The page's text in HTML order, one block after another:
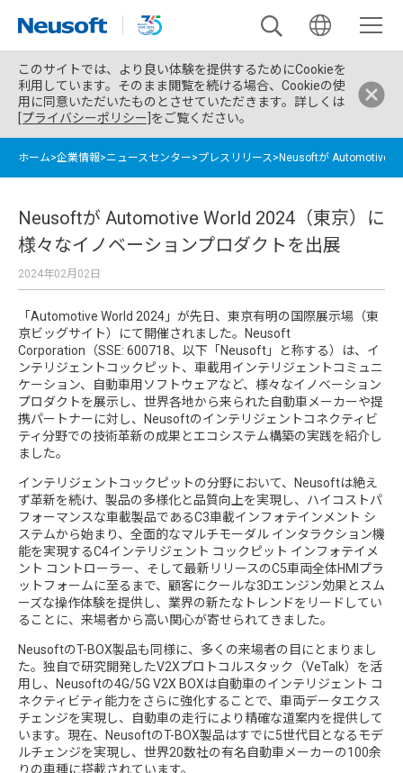
このサイトでは、より良い体験を提供するためにCookieを
利用しています。そのまま閲覧を続ける場合、Cookieの使
用に同意いただいたものとさせていただきます。詳しくは
[プライバシーポリシー] をご覧ください。
ホーム>企業情報>ニュースセンター>プレスリリース> Neusoftが Automotive
Neusoftが Automotive World 2024（東京）に
様々なイノベーションプロダクトを出展
2024年02月02日
「Automotive World 2024」が先日、東京有明の国際展示場（東
京ビッグサイト）にて開催されました。Neusoft
Corporation（SSE: 600718、以下「Neusoft」と称する）は、イ
ンテリジェントコックピット、車載用インテリジェントコミュニ
ケーション、自動車用ソフトウェアなど、様々なイノベーション
プロダクトを展示し、世界各地から来られた自動車メーカーや提
携パートナーに対し、Neusoftのインテリジェントコネクティビ
ティ分野での技術革新の成果とエコシステム構築の実践を紹介し
ました。
インテリジェントコックピットの分野において、Neusoftは絶え
ず革新を続け、製品の多様化と品質向上を実現し、ハイコストパ
フォーマンスな車載製品であるC3車載インフォテインメント シ
ステムから始まり、全面的なマルチモーダル インタラクション機
能を実現するC4インテリジェント コックピット インフォテイメ
ント コントローラー、そして最新リリースのC5車両全体HMIプラ
ットフォームに至るまで、顧客にクールな3Dエンジン効果とスム
ーズな操作体験を提供し、業界の新たなトレンドをリードしてい
ることに、来場者から高い関心が寄せられてきました。
NeusoftのT-BOX製品も同様に、多くの来場者の目にとまりまし
た。独自で研究開発したV2Xプロトコルスタック（VeTalk）を活
用し、Neusoftの4G/5G V2X BOXは自動車のインテリジェント コ
ネクティビティ能力をさらに強化することで、車両データエクス
チェンジを実現し、自動車の走行により精確な道案内を提供して
います。現在、NeusoftのT-BOX製品はすでに5世代目となるモデ
ルチェンジを実現し、世界20数社の有名自動車メーカーの100余
りの車種に搭載されています。